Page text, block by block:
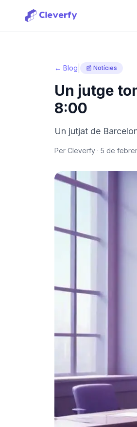
← Blog 📰 Notícies
Un jutge
8:00
Un jutjat de
Per Cleverfy · 5 de